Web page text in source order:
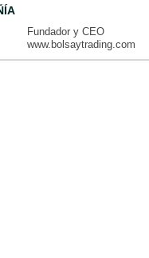
Fundador y CEO
www.bolsaytrading.com